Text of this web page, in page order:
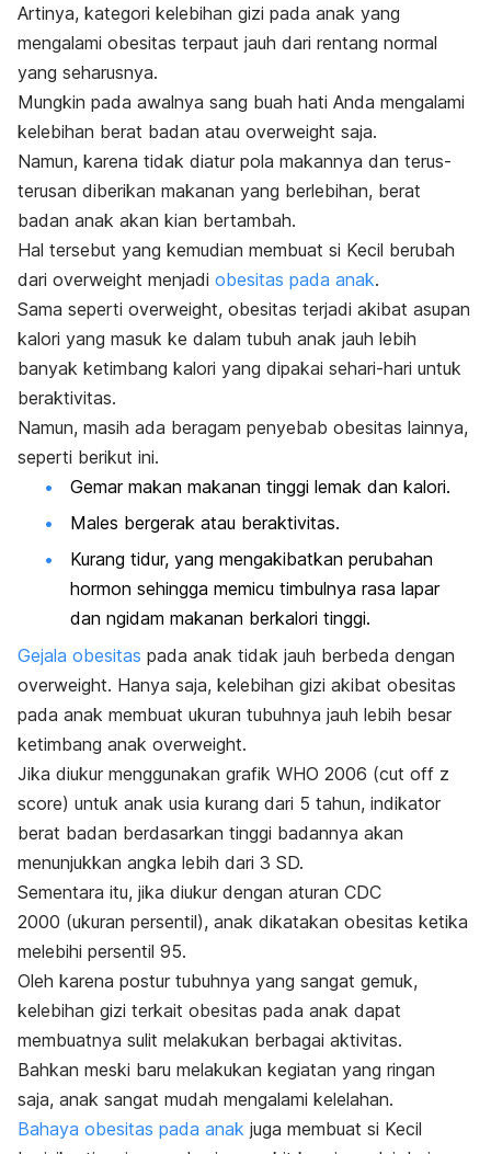
Artinya, kategori kelebihan gizi pada anak yang
mengalami obesitas terpaut jauh dari rentang normal
yang seharusnya.
Mungkin pada awalnya sang buah hati Anda mengalami
kelebihan berat badan atau overweight saja.
Namun, karena tidak diatur pola makannya dan terus-
terusan diberikan makanan yang berlebihan, berat
badan anak akan kian bertambah.
Hal tersebut yang kemudian membuat si Kecil berubah
dari overweight menjadi obesitas pada anak.
Sama seperti overweight, obesitas terjadi akibat asupan
kalori yang masuk ke dalam tubuh anak jauh lebih
banyak ketimbang kalori yang dipakai sehari-hari untuk
beraktivitas.
Namun, masih ada beragam penyebab obesitas lainnya,
seperti berikut ini.
Gemar makan makanan tinggi lemak dan kalori.
Males bergerak atau beraktivitas.
Kurang tidur, yang mengakibatkan perubahan
hormon sehingga memicu timbulnya rasa lapar
dan ngidam makanan berkalori tinggi.
Gejala obesitas pada anak tidak jauh berbeda dengan
overweight. Hanya saja, kelebihan gizi akibat obesitas
pada anak membuat ukuran tubuhnya jauh lebih besar
ketimbang anak overweight.
Jika diukur menggunakan grafik WHO 2006 (cut off z
score) untuk anak usia kurang dari 5 tahun, indikator
berat badan berdasarkan tinggi badannya akan
menunjukkan angka lebih dari 3 SD.
Sementara itu, jika diukur dengan aturan CDC
2000 (ukuran persentil), anak dikatakan obesitas ketika
melebihi persentil 95.
Oleh karena postur tubuhnya yang sangat gemuk,
kelebihan gizi terkait obesitas pada anak dapat
membuatnya sulit melakukan berbagai aktivitas.
Bahkan meski baru melakukan kegiatan yang ringan
saja, anak sangat mudah mengalami kelelahan.
Bahaya obesitas pada anak juga membuat si Kecil